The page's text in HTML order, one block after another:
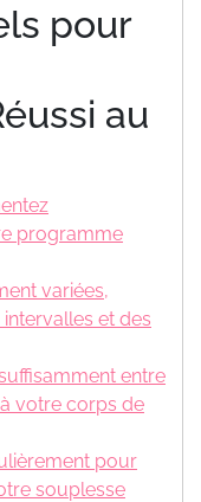
pour
au
programme
variées,
et des
entre
votre corps de
pour
souplesse